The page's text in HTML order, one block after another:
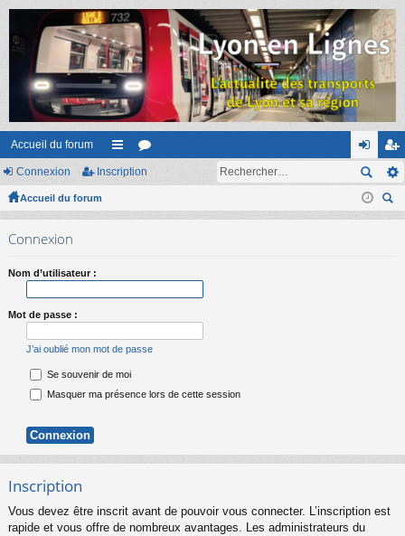
Accueil du forum
ac
s
or on
ne
ns
cri
Connexion Inscription
Accueil du forum
ec
Connexion
Nom d’utilisateur :
Mot de passe :
J’ai oublié mon mot de passe
Se souvenir de moi
Masquer ma présence lors de cette session
Inscription
Vous devez être inscrit avant de pouvoir vous connecter. L’inscription est
rapide et vous offre de nombreux avantages. Les administrateurs du